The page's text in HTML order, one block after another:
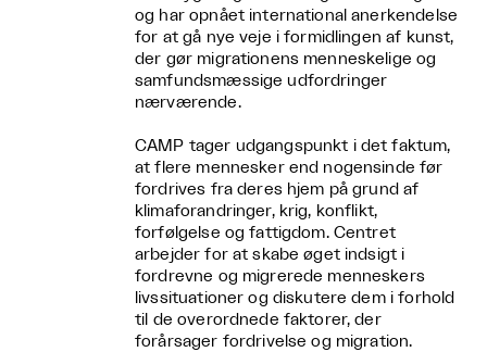
og har opnået international anerkendelse
for at gå nye veje i formidlingen af kunst,
der gør migrationens menneskelige og
samfundsmæssige udfordringer
nærværende.
CAMP tager udgangspunkt i det faktum,
at flere mennesker end nogensinde før
fordrives fra deres hjem på grund af
klimaforandringer, krig, konflikt,
forfølgelse og fattigdom. Centret
arbejder for at skabe øget indsigt i
fordrevne og migrerede menneskers
livssituationer og diskutere dem i forhold
til de overordnede faktorer, der
forårsager fordrivelse og migration.